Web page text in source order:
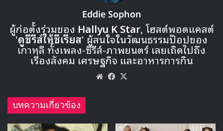
เสตจพิเศษของ แทมิน SHINee ที่มาในเพลง Soldier, Drip
Drop และ Press Your Number
คัมแบคเสตจที่แฟนๆรอคอยของ SISTAR กับการคัมแบคใน
รอบ 1 ปี มาในเพลง Come and Get Me และ I Like That